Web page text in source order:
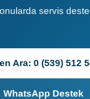
servis
Ara: 0 (539) 512
WhatsApp Destek